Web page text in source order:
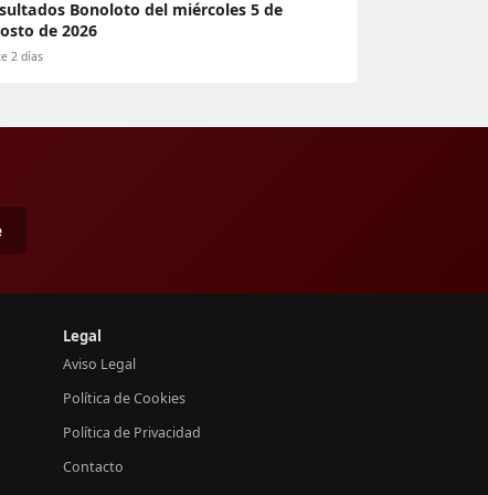
Bonoloto del miércoles 5 de
de 2026
2 días
Legal
Aviso Legal
Política de Cookies
Política de Privacidad
Contacto